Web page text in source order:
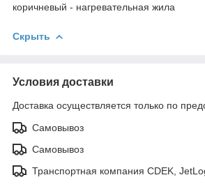
коричневый - нагревательная жила
Скрыть
Условия доставки
Доставка осуществляется только по
Самовывоз
Самовывоз
Транспортная компания CDEK,